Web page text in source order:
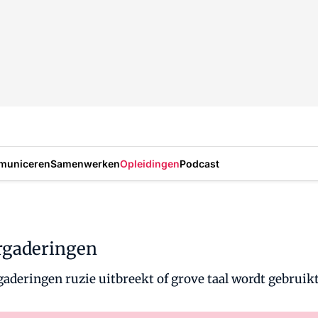
SamenwerkenOpleidingenPodcast
ruzie uitbreekt of grove taal wordt